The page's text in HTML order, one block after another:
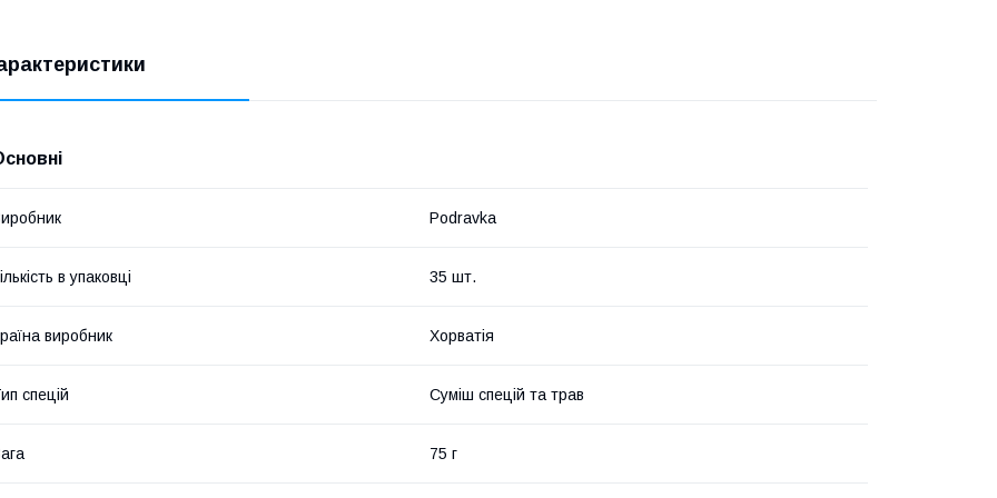
Podravka
в упаковці 35 шт.
виробник Хорватія
спецій Суміш спецій та трав
75 г